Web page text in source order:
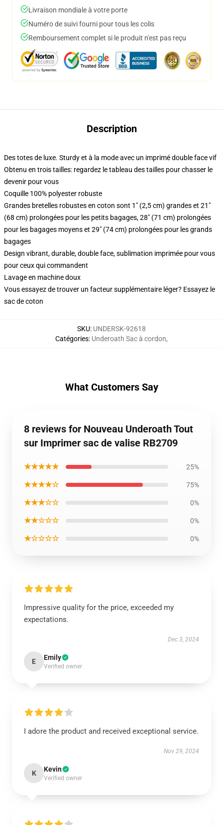
Livraison mondiale à votre porte
Numéro de suivi fourni pour tous les colis
Remboursement complet si le produit n'est pas reçu
Description
Des totes de luxe. Sturdy et à la mode avec un imprimé double face vif
Obtenu en trois tailles: regardez le tableau des tailles pour chasser le
devenir pour vous
Coquille 100% polyester robuste
Grandes bretelles robustes en coton sont 1" (2,5 cm) grandes et 21"
(68 cm) prolongées pour les petits bagages, 28" (71 cm) prolongées
pour les bagages moyens et 29" (74 cm) prolongées pour les grands
bagages
Design vibrant, durable, double face, sublimation imprimée pour vous
pour ceux qui commandent
Lavage en machine doux
Vous essayez de trouver un facteur supplémentaire léger? Essayez le
sac de coton
SKU: UNDERSK-92618
Catégories: Underoath Sac à cordon,
What Customers Say
8 reviews for Nouveau Underoath Tout
sur Imprimer sac de valise RB2709
★★★★★ 25%
★★★★☆ 75%
★★★☆☆ 0%
★★☆☆☆ 0%
★☆☆☆☆ 0%
Impressive quality for the price, exceeded my
expectations.
Dec 3, 2024
E Emily
Verified owner
I adore the product and received exceptional service.
Nov 29, 2024
K Kevin
Verified owner